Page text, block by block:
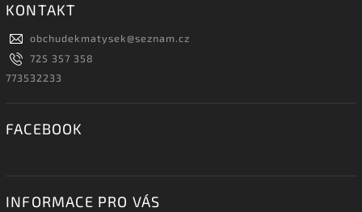
KONTAKT
obchudekmatysek@seznam.cz
725 357 358
773532233
FACEBOOK
INFORMACE PRO VÁS